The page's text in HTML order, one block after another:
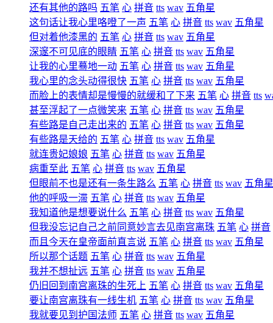
还有其他的路吗 五笔 心 拼音 tts wav 五角星
这句话让我心里咯噔了一声 五笔 心 拼音 tts wav 五角星
但对着他漆黑的 五笔 心 拼音 tts wav 五角星
深邃不可见底的眼睛 五笔 心 拼音 tts wav 五角星
让我的心里蓦地一动 五笔 心 拼音 tts wav 五角星
我心里的念头动得很快 五笔 心 拼音 tts wav 五角星
而脸上的表情却是慢慢的就缓和了下来 五笔 心 拼音 tts
甚至浮起了一点微笑来 五笔 心 拼音 tts wav 五角星
有些路是自己走出来的 五笔 心 拼音 tts wav 五角星
有些路是天给的 五笔 心 拼音 tts wav 五角星
就连贵妃娘娘 五笔 心 拼音 tts wav 五角星
病重至此 五笔 心 拼音 tts wav 五角星
但眼前不也是还有一条生路么 五笔 心 拼音 tts wav 五角星
他的呼吸一滞 五笔 心 拼音 tts wav 五角星
我知道他是想要说什么 五笔 心 拼音 tts wav 五角星
但我没忘记自己之前同意妙言去见南宫离珠 五笔 心 拼音
而且今天在皇帝面前直言说 五笔 心 拼音 tts wav 五角星
所以那个话题 五笔 心 拼音 tts wav 五角星
我并不想扯远 五笔 心 拼音 tts wav 五角星
仍旧回到南宫离珠的生死上 五笔 心 拼音 tts wav 五角星
要让南宫离珠有一线生机 五笔 心 拼音 tts wav 五角星
我就要见到护国法师 五笔 心 拼音 tts wav 五角星